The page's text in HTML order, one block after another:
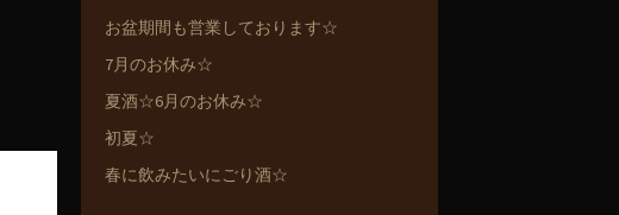
お盆期間も営業しております☆
7月のお休み☆
夏酒☆6月のお休み☆
初夏☆
春に飲みたいにごり酒☆